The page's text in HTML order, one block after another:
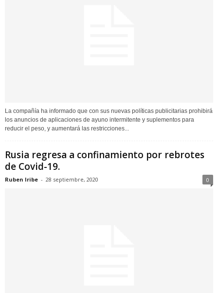
La compañía ha informado que con sus nuevas políticas publicitarias prohibirá
los anuncios de aplicaciones de ayuno intermitente y suplementos para
reducir el peso, y aumentará las restricciones...
Rusia regresa a confinamiento por rebrotes
de Covid-19.
Ruben Iribe - 28 septiembre, 2020 0